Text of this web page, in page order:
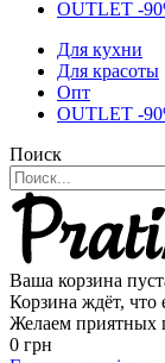
OUTLET -
Для кухни
Для красоты
Опт
OUTLET -
Поиск
Ваша корзина
Корзина ждёт, что
Желаем приятных
0 грн